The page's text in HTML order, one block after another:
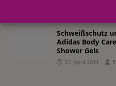
Schweißschutz
Adidas Body
Shower Gels
27. April 2011